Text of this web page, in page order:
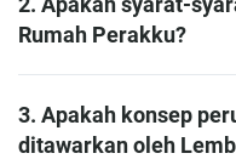
Rumah Perakku?
3. Apakah konsep
ditawarkan oleh